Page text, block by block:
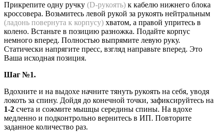
Прикрепите одну ручку (D-рукоять) к кабелю нижнего блока
кроссовера. Возьмитесь левой рукой за рукоять нейтральным
(ладонь повернута к корпусу) хватом, а правой упритесь в
колено. Встаньте в позицию разножка. Подайте корпус
немного вперед. Полностью выпрямите левую руку.
Статически напрягите пресс, взгляд направьте вперед. Это
Ваша исходная позиция.
Шаг №1.
Вдохните и на выдохе начните тянуть рукоять на себя, уводя
локоть за спину. Дойдя до конечной точки, зафиксируйтесь на
1-2 счета и сожмите мышцы середины спины. На вдохе
медленно и подконтрольно вернитесь в ИП. Повторите
заданное количество раз.